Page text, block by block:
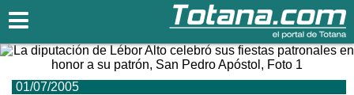
01/07/2005